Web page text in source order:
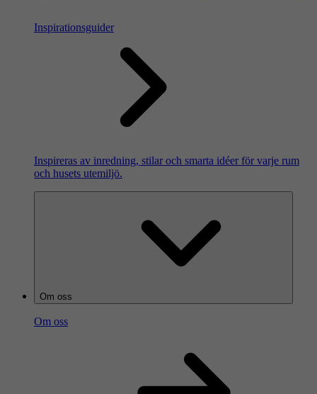
Inspirationsguider
Inspireras av inredning, stilar och smarta idéer för varje rum
och husets utemiljö.
Om oss
Om oss